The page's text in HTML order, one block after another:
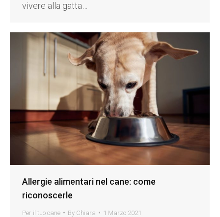
vivere alla gatta…
Allergie alimentari nel cane: come
riconoscerle
Per il tuo cane By Chiara 1 Marzo 2021